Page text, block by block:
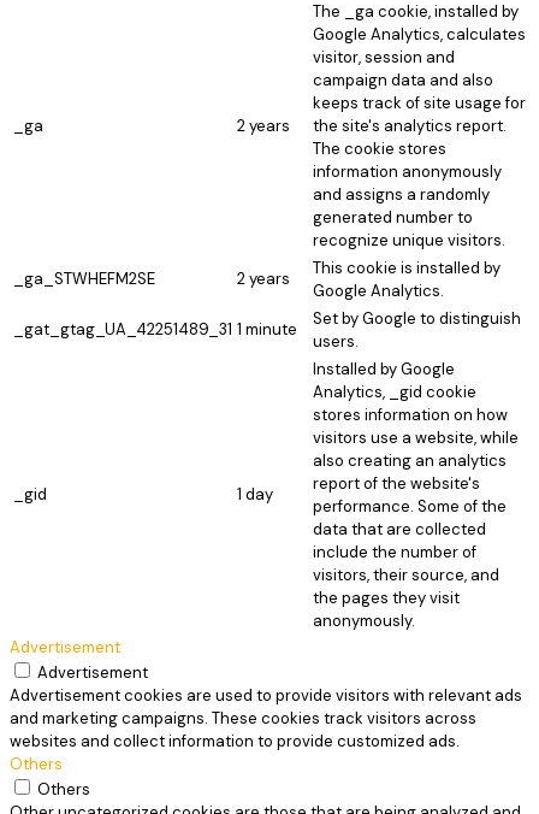
_ga 2 years
The _ga cookie, installed by
Google Analytics, calculates
visitor, session and
campaign data and also
keeps track of site usage for
the site's analytics report.
The cookie stores
information anonymously
and assigns a randomly
generated number to
recognize unique visitors.
_ga_STWHEFM2SE
2 years
This cookie is installed by
Google Analytics.
_gat_gtag_UA_42251489_31 1 minute
Set by Google to distinguish
users.
_gid 1 day
Installed by Google
Analytics, _gid cookie
stores information on how
visitors use a website, while
also creating an analytics
report of the website's
performance. Some of the
data that are collected
include the number of
visitors, their source, and
the pages they visit
anonymously.
Advertisement
Advertisement
Advertisement cookies are used to provide visitors with relevant ads
and marketing campaigns. These cookies track visitors across
websites and collect information to provide customized ads.
Others
Others